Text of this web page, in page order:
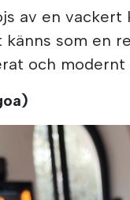
av en
som en
och modernt